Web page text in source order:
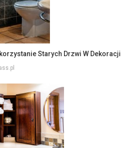
Starych Drzwi W Dekoracji